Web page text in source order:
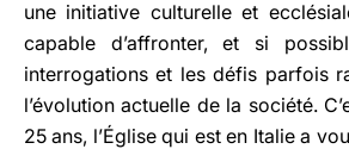
une initiative culturelle et
capable d’affronter, et si
interrogations et les défis parfois
l’évolution actuelle de la société.
25 ans, l’Église qui est en Italie a